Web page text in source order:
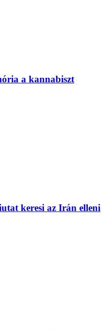
a kannabiszt
keresi az Irán elleni